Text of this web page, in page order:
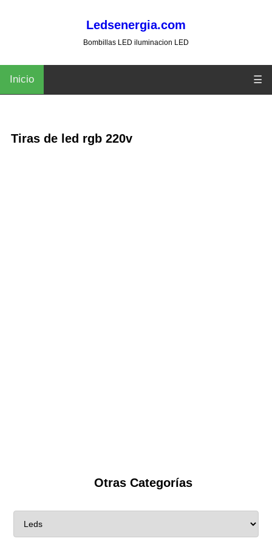
Ledsenergia.com
Bombillas LED iluminacion LED
Inicio ☰
Tiras de led rgb 220v
Otras Categorías